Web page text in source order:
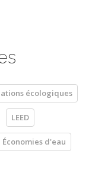
écologiques
LEED
Économies d'eau